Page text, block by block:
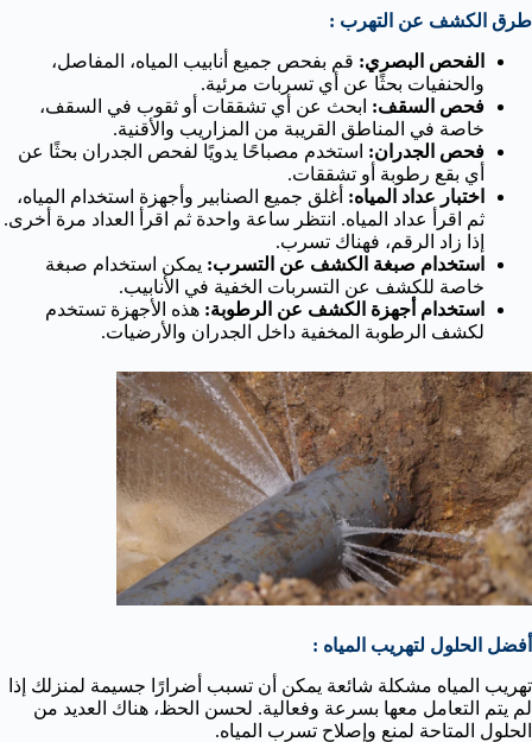
طرق الكشف عن التهرب :
الفحص البصري: قم بفحص جميع أنابيب المياه، المفاصل،
والحنفيات بحثًا عن أي تسربات مرئية.
فحص السقف: ابحث عن أي تشققات أو ثقوب في السقف،
خاصة في المناطق القريبة من المزاريب والأقنية.
فحص الجدران: استخدم مصباحًا يدويًا لفحص الجدران بحثًا عن
أي بقع رطوبة أو تشققات.
اختبار عداد المياه: أغلق جميع الصنابير وأجهزة استخدام المياه،
ثم اقرأ عداد المياه. انتظر ساعة واحدة ثم اقرأ العداد مرة أخرى.
إذا زاد الرقم، فهناك تسرب.
استخدام صبغة الكشف عن التسرب: يمكن استخدام صبغة
خاصة للكشف عن التسربات الخفية في الأنابيب.
استخدام أجهزة الكشف عن الرطوبة: هذه الأجهزة تستخدم
لكشف الرطوبة المخفية داخل الجدران والأرضيات.
أفضل الحلول لتهريب المياه :
تهريب المياه مشكلة شائعة يمكن أن تسبب أضرارًا جسيمة لمنزلك إذا
لم يتم التعامل معها بسرعة وفعالية. لحسن الحظ، هناك العديد من
الحلول المتاحة لمنع وإصلاح تسرب المياه.